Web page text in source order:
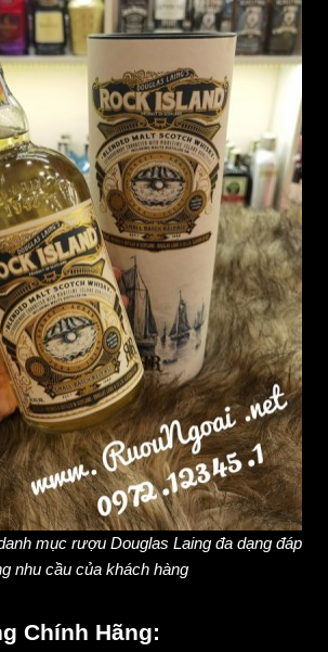
mục rượu Douglas Laing đa dạng đáp
nhu cầu của khách hàng
Chính Hãng: